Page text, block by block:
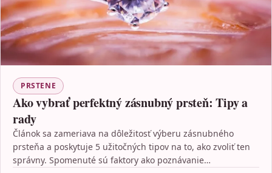
PRSTENE
Ako vybrať perfektný zásnubný prsteň: Tipy a
rady
Článok sa zameriava na dôležitosť výberu zásnubného
prsteňa a poskytuje 5 užitočných tipov na to, ako zvoliť ten
správny. Spomenuté sú faktory ako poznávanie…